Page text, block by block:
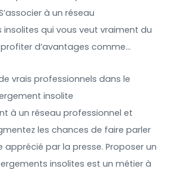
à un réseau
insolites qui vous veut vraiment du
profiter d’avantages comme…
vrais professionnels dans le
insolite
à un réseau professionnel et
les chances de faire parler
apprécié par la presse. Proposer un
insolites est un métier à